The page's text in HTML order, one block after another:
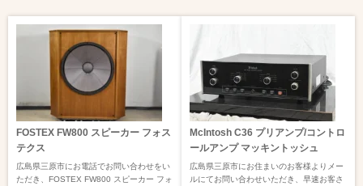
FOSTEX FW800 スピーカー フォス
テクス
広島県三原市にお電話でお問い合わせをい
ただき、FOSTEX FW800 スピーカー フォ
McIntosh C36 プリアンプ/コントロ
ールアンプ マッキントッシュ
広島県三原市にお住まいのお客様よりメー
ルにてお問い合わせいただき、早速お客さ